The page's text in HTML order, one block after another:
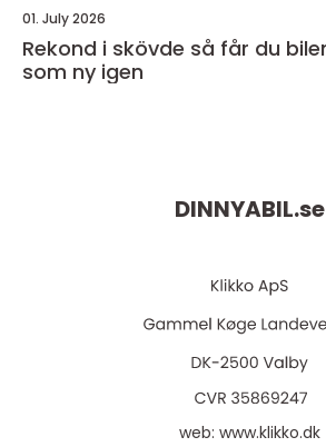
01. July 2026
Rekond i skövde så får du bilen att kännas
som ny igen
DINNYABIL.se
web: www.klikko.dk